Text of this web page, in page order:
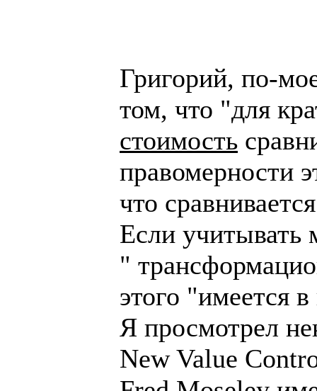
Григорий, по-
том, что "для
стоимость
правомерности
что
Если учитывать
"
этого "имеется
Я просмотрел
New Value